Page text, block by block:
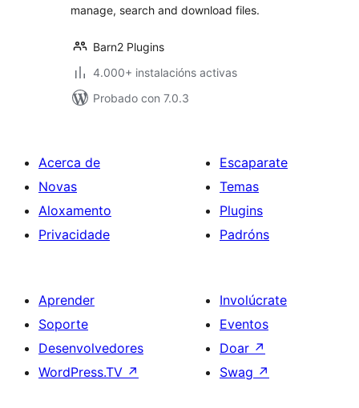
manage, search and download files.
Barn2 Plugins
4.000+ instalacións activas
Probado con 7.0.3
Acerca de
Novas
Aloxamento
Privacidade
Escaparate
Temas
Plugins
Padróns
Aprender
Soporte
Desenvolvedores
WordPress.TV ↗
Involúcrate
Eventos
Doar ↗
Swag ↗